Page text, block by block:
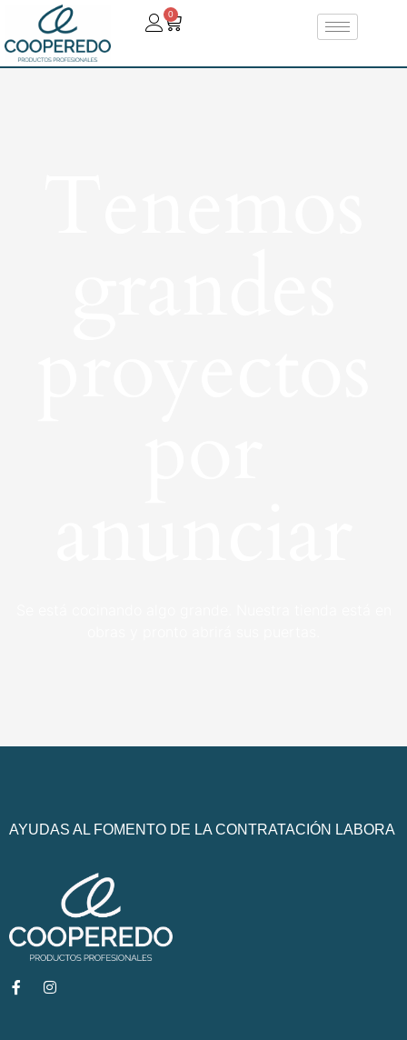
0
AYUDAS AL FOMENTO DE LA CONTRATACIÓN LABORA